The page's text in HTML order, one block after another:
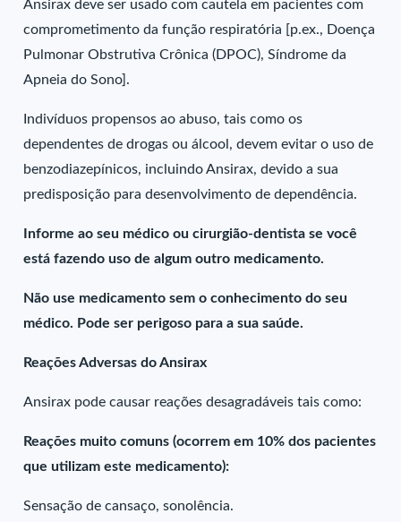
Ansirax deve ser usado com cautela em pacientes com
comprometimento da função respiratória [p.ex., Doença
Pulmonar Obstrutiva Crônica (DPOC), Síndrome da
Apneia do Sono].
Indivíduos propensos ao abuso, tais como os
dependentes de drogas ou álcool, devem evitar o uso de
benzodiazepínicos, incluindo Ansirax, devido a sua
predisposição para desenvolvimento de dependência.
Informe ao seu médico ou cirurgião-dentista se você
está fazendo uso de algum outro medicamento.
Não use medicamento sem o conhecimento do seu
médico. Pode ser perigoso para a sua saúde.
Reações Adversas do Ansirax
Ansirax pode causar reações desagradáveis tais como:
Reações muito comuns (ocorrem em 10% dos pacientes
que utilizam este medicamento):
Sensação de cansaço, sonolência.